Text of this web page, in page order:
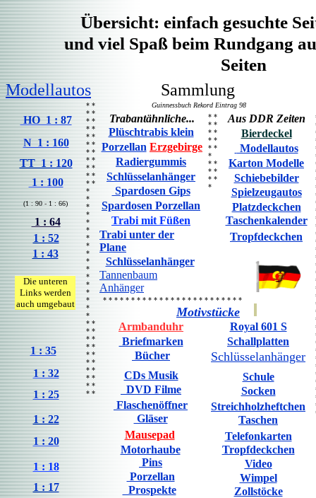
Übersicht: einfach gesuchte
und viel Spaß beim Rundgang
Seiten
Modellautos Sammlung
HO 1 : 87
N 1 : 160
TT 1 : 120
1 : 100
(1 : 90 - 1 : 66)
1 : 64
1 : 52
1 : 43
Die unteren
Links werden
auch umgebaut
1 : 35
1 : 32
1 : 25
1 : 22
1 : 20
1 : 18
1 : 17
* *
* *
* *
* *
* *
* *
* *
* *
* *
* *
* *
*
*
*
*
*
*
*
*
*
*
*
*
*
*
*
*
*
* *
* *
* *
* *
* *
* *
* *
* *
* *
* *
Guinnessbuch Rekord Eintrag 98
Trabantähnliche...
* *
* *
* *
* *
* *
*
* *
* *
* *
*
Aus DDR Zeiten
Plüschtrabis klein
Bierdeckel
Porzellan Erzgebirge
Modellautos
Radiergummis
Karton Modelle
Schlüsselanhänger
Schiebebilder
Spardosen Gips
Spielzeugautos
Spardosen Porzellan
Platzdeckchen
Trabi mit Füßen
Taschenkalender
Trabi unter der
Plane
Tropfdeckchen
Schlüsselanhänger
Tannenbaum
Anhänger
* * * * * * * * * * * * * * * * * * * * * * * * *
Motivstücke
Armbanduhr
Royal 601 S
Briefmarken
Bücher
CDs Musik
DVD Filme
Flaschenöffner
Gläser
Mausepad
Motorhaube
Pins
Porzellan
Prospekte
Schallplatten
Schlüsselanhänger
Schule
Socken
Streichholzheftchen
Taschen
Telefonkarten
Tropfdeckchen
Video
Wimpel
Zollstöcke